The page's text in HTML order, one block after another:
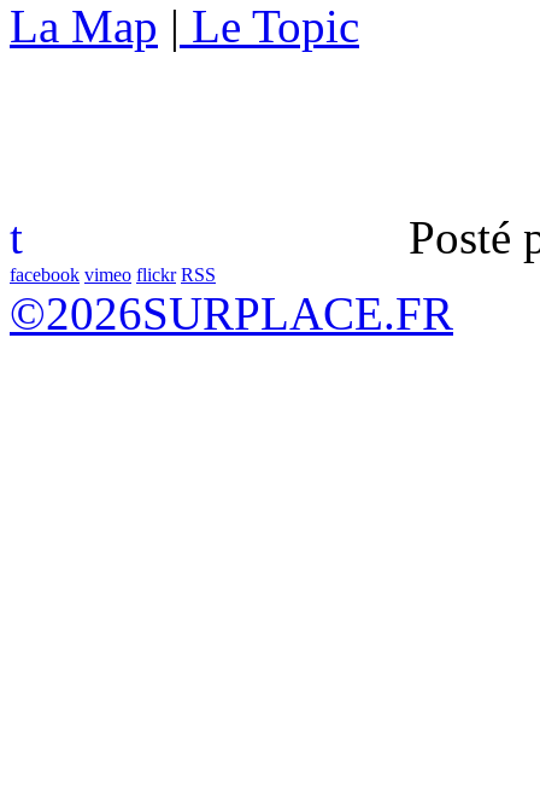
La Map | Le Topic
t Posté
facebook vimeo flickr RSS
©2026SURPLACE.FR